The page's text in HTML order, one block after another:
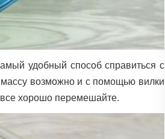
удобный способ справиться с
возможно и с помощью вилки
все хорошо перемешайте.